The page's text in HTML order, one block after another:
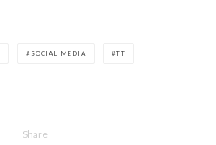
SOCIAL MEDIA TT
Share